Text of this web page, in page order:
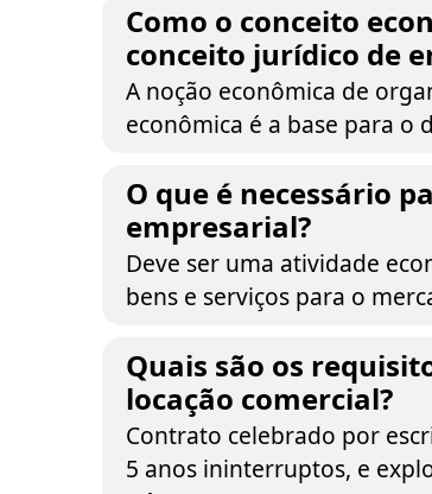
Como o conceito
conceito jurídico de
A noção econômica de
econômica é a base para o
O que é necessário
empresarial?
Deve ser uma atividade
bens e serviços para o
Quais são os
locação comercial?
Contrato celebrado por
5 anos ininterruptos, e